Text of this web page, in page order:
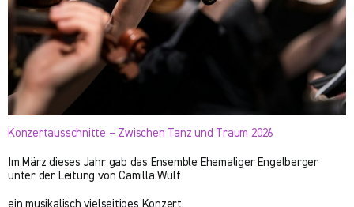
Konzertausschnitte – Zwischen Tanz und Traum 2026
Im März dieses Jahr gab das Ensemble Ehemaliger Engelberger
unter der Leitung von Camilla Wulf